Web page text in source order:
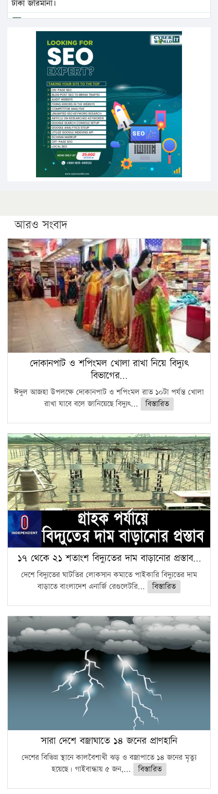
টাকা জরিমানা।
এবার লঞ্চের ভাড়া বাড়ল
১৭ থেকে ২১ শতাংশ বিদ্যুতের দাম বাড়ানোর প্রস্তাব পিডিবির
১৬ মে চাঁদপুর ও ২৫ মে ফেনী সফরে যাবেন প্রধানমন্ত্রী
উচ্চশিক্ষায় গৌরবময় অর্জন: পূর্ণ স্কলারশিপে যুক্তরাষ্ট্রে
পিএইচডি করছেন কুয়েটের কৃতি…
সারা দেশে বজ্রাঘাতে ১৪ জনের প্রাণহানি
কঠোর হচ্ছে এসএসসি ও এইচএসসি পরীক্ষা
ফরিদগঞ্জে আগুনে পুড়লো ৬ ব্যবসা প্রতিষ্ঠান
আরও সংবাদ
দোকানপাট ও শপিংমল খোলা রাখা নিয়ে বিদ্যুৎ
বিভাগের…
ঈদুল আজহা উপলক্ষে দোকানপাট ও শপিংমল রাত ১০টা পর্যন্ত খোলা
রাখা যাবে বলে জানিয়েছে বিদ্যুৎ...
বিস্তারিত
১৭ থেকে ২১ শতাংশ বিদ্যুতের দাম বাড়ানোর প্রস্তাব…
দেশে বিদ্যুতের ঘাটতির লোকসান কমাতে পাইকারি বিদ্যুতের দাম
বাড়াতে বাংলাদেশ এনার্জি রেগুলেটরি...
বিস্তারিত
সারা দেশে বজ্রাঘাতে ১৪ জনের প্রাণহানি
দেশের বিভিন্ন স্থানে কালবৈশাখী ঝড় ও বজ্রাপাতে ১৪ জনের মৃত্যু
হয়েছে। গাইবান্ধায় ৫ জন,...
বিস্তারিত